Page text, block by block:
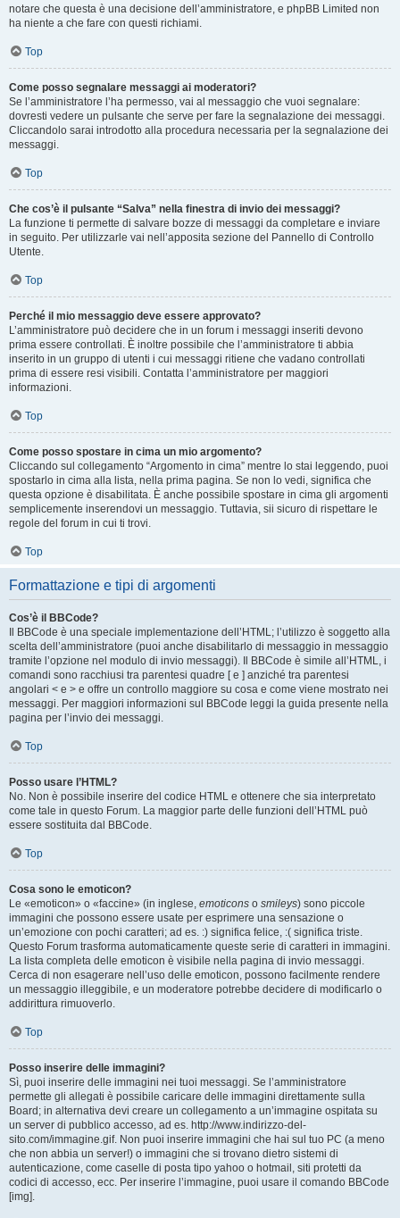
notare che questa è una decisione dell’amministratore, e phpBB Limited non
ha niente a che fare con questi richiami.
Top
Come posso segnalare messaggi ai moderatori?
Se l’amministratore l’ha permesso, vai al messaggio che vuoi segnalare:
dovresti vedere un pulsante che serve per fare la segnalazione dei messaggi.
Cliccandolo sarai introdotto alla procedura necessaria per la segnalazione dei
messaggi.
Top
Che cos’è il pulsante “Salva” nella finestra di invio dei messaggi?
La funzione ti permette di salvare bozze di messaggi da completare e inviare
in seguito. Per utilizzarle vai nell’apposita sezione del Pannello di Controllo
Utente.
Top
Perché il mio messaggio deve essere approvato?
L’amministratore può decidere che in un forum i messaggi inseriti devono
prima essere controllati. È inoltre possibile che l’amministratore ti abbia
inserito in un gruppo di utenti i cui messaggi ritiene che vadano controllati
prima di essere resi visibili. Contatta l’amministratore per maggiori
informazioni.
Top
Come posso spostare in cima un mio argomento?
Cliccando sul collegamento “Argomento in cima” mentre lo stai leggendo, puoi
spostarlo in cima alla lista, nella prima pagina. Se non lo vedi, significa che
questa opzione è disabilitata. È anche possibile spostare in cima gli argomenti
semplicemente inserendovi un messaggio. Tuttavia, sii sicuro di rispettare le
regole del forum in cui ti trovi.
Top
Formattazione e tipi di argomenti
Cos’è il BBCode?
Il BBCode è una speciale implementazione dell’HTML; l’utilizzo è soggetto alla
scelta dell’amministratore (puoi anche disabilitarlo di messaggio in messaggio
tramite l’opzione nel modulo di invio messaggi). Il BBCode è simile all’HTML, i
comandi sono racchiusi tra parentesi quadre [ e ] anziché tra parentesi
angolari < e > e offre un controllo maggiore su cosa e come viene mostrato nei
messaggi. Per maggiori informazioni sul BBCode leggi la guida presente nella
pagina per l’invio dei messaggi.
Top
Posso usare l’HTML?
No. Non è possibile inserire del codice HTML e ottenere che sia interpretato
come tale in questo Forum. La maggior parte delle funzioni dell’HTML può
essere sostituita dal BBCode.
Top
Cosa sono le emoticon?
Le «emoticon» o «faccine» (in inglese, emoticons o smileys) sono piccole
immagini che possono essere usate per esprimere una sensazione o
un’emozione con pochi caratteri; ad es. :) significa felice, :( significa triste.
Questo Forum trasforma automaticamente queste serie di caratteri in immagini.
La lista completa delle emoticon è visibile nella pagina di invio messaggi.
Cerca di non esagerare nell’uso delle emoticon, possono facilmente rendere
un messaggio illeggibile, e un moderatore potrebbe decidere di modificarlo o
addirittura rimuoverlo.
Top
Posso inserire delle immagini?
Sì, puoi inserire delle immagini nei tuoi messaggi. Se l’amministratore
permette gli allegati è possibile caricare delle immagini direttamente sulla
Board; in alternativa devi creare un collegamento a un’immagine ospitata su
un server di pubblico accesso, ad es. http://www.indirizzo-del-
sito.com/immagine.gif. Non puoi inserire immagini che hai sul tuo PC (a meno
che non abbia un server!) o immagini che si trovano dietro sistemi di
autenticazione, come caselle di posta tipo yahoo o hotmail, siti protetti da
codici di accesso, ecc. Per inserire l’immagine, puoi usare il comando BBCode
[img].